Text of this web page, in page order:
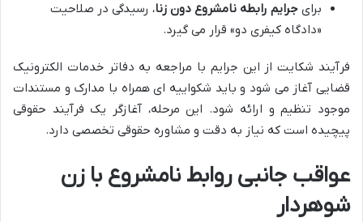
برای جرایم رابطه نامشروع دون زنا، رسیدگی در صلاحیت
«دادگاه کیفری دو» قرار می گیرد.
فرآیند شکایت از این جرایم با مراجعه به دفاتر خدمات الکترونیک
قضایی آغاز می شود و باید شکواییه ای همراه با مدارک و مستندات
موجود تنظیم و ارائه شود. این مرحله، آغازگر یک فرآیند حقوقی
پیچیده است که نیاز به دقت و مشاوره حقوقی تخصصی دارد.
عواقب جانبی روابط نامشروع با زن
شوهردار